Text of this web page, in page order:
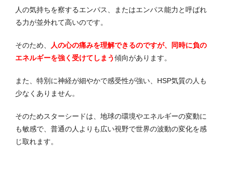
人の気持ちを察するエンパス、またはエンパス能力と呼ばれ
る力が並外れて高いのです。
そのため、
人の心の痛みを理解できるのですが、同時に負の
エネルギーを強く受けてしまう傾向があります。
また、特別に神経が細やかで感受性が強い、HSP気質の人も
少なくありません。
そのためスターシードは、地球の環境やエネルギーの変動に
も敏感で、普通の人よりも広い視野で世界の波動の変化を感
じ取れます。